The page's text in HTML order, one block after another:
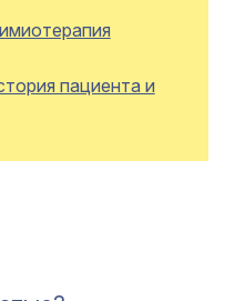
пациента и